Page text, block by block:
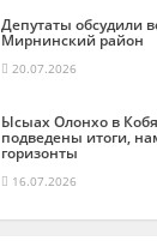
Депутаты обсудили
Мирнинский район
20.07.2026
Ысыах Олонхо в
подведены итоги,
горизонты
16.07.2026